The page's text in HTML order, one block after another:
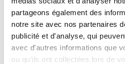
partageons également des
notre site avec nos partenaires
publicité et d'analyse, qui
avec d'autres informations que
ou qu'ils ont collectées lors de
Il est aussi important de
d’un voyage avec au moins
villégiature équipé de
lentes de 7,4kW ou 11kW).